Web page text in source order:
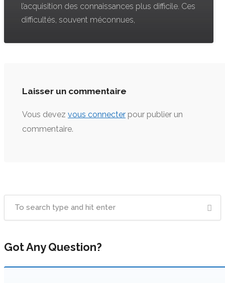
l’acquisition des connaissances plus difficile. Ces
difficultés, souvent méconnues,
Laisser un commentaire
Vous devez vous connecter pour publier un
commentaire.
Got Any Question?